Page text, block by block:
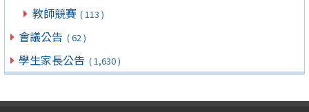
教師競賽 ( 113 )
會議公告 ( 62 )
學生家長公告 ( 1,630 )